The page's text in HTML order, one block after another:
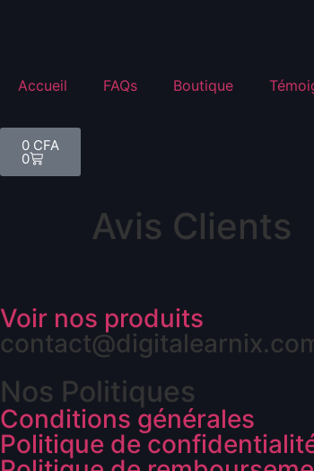
Accueil FAQs Boutique
0 CFA
0
Avis Clients
Voir nos produits
Nos Politiques
Conditions générales
Politique de